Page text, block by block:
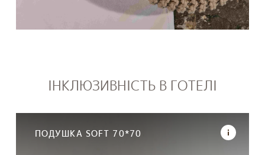
ІНКЛЮЗИВНІСТЬ В ГОТЕЛІ
ПОДУШКА SOFT 70*70